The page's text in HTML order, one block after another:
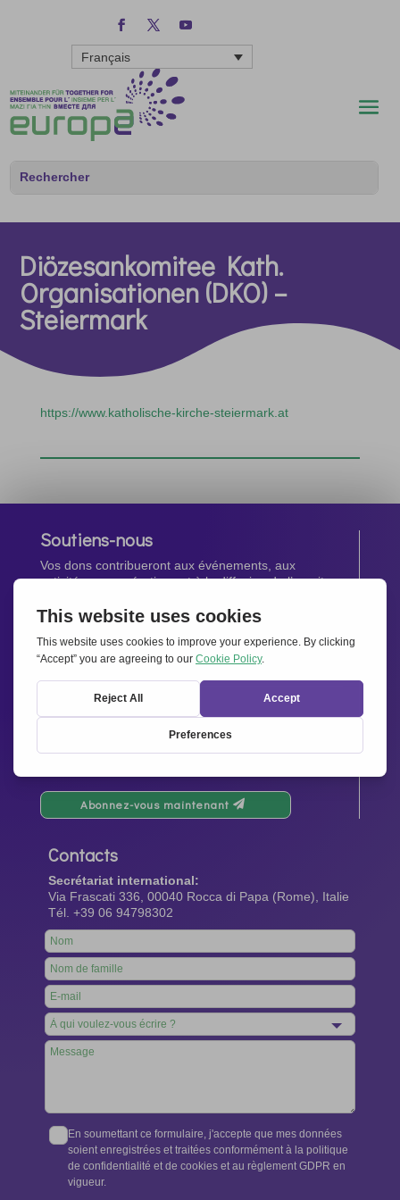
Français
Diözesankomitee Kath.
Organisationen (DKO) –
Steiermark
https://www.katholische-kirche-steiermark.at
Soutiens-nous
Vos dons contribueront aux événements, aux
activités, aux opérations et à la diffusion de l’esprit
Faites un don maintenant
Newsletter
Restez au courant de toutes les dernières nouvelles
de notre réseau.
Abonnez-vous maintenant
Contacts
Secrétariat international:
Via Frascati 336, 00040 Rocca di Papa (Rome), Italie
Tél. +39 06 94798302
Leave
this
field
blank
En soumettant ce formulaire, j'accepte que mes données
soient enregistrées et traitées conformément à la politique
de confidentialité et de cookies et au règlement GDPR en
vigueur.